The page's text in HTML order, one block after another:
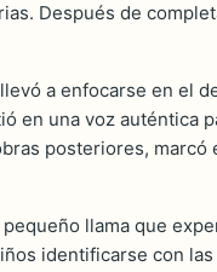
Después de
a enfocarse en el
en una voz auténtica
posteriores,
llama que
identificarse con